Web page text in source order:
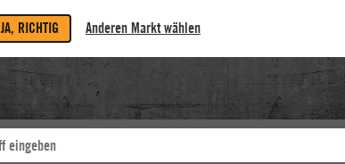
JA, RICHTIG Anderen Markt wählen